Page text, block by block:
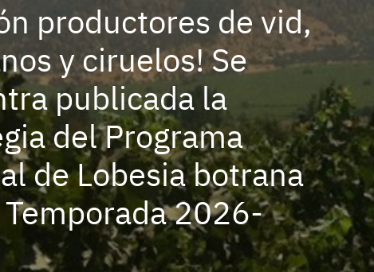
productores de vid,
y ciruelos! Se
publicada la
del Programa
de Lobesia botrana
2026-
Semillas Negociaciones
Control de
Frontera
Red
Laboratorios